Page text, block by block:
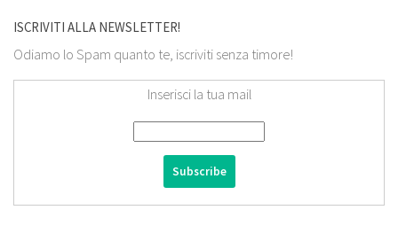
ISCRIVITI ALLA NEWSLETTER!
Odiamo lo Spam quanto te, iscriviti senza timore!
Inserisci la tua mail